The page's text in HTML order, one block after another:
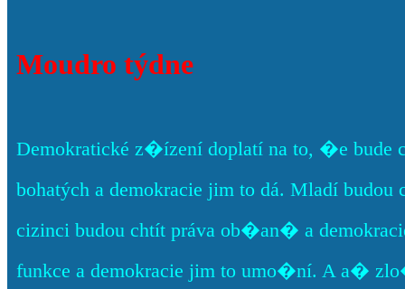
Moudro týdne
Demokratické z�ízení doplatí na to, �e
bohatých a demokracie jim to dá. Mladí
cizinci budou chtít práva ob�an� a
funkce a demokracie jim to umo�ní. A a�